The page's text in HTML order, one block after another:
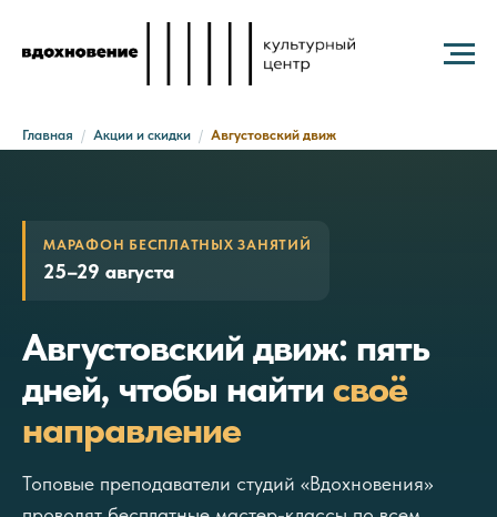
Главная / Акции и скидки / Августовский движ
МАРАФОН БЕСПЛАТНЫХ ЗАНЯТИЙ
25–29 августа
Августовский движ: пять
дней, чтобы найти своё
направление
Топовые преподаватели студий «Вдохновения»